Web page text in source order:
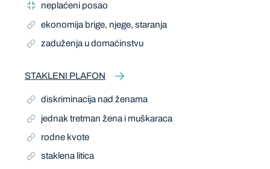
neplaćeni posao
ekonomija brige, njege, staranja
zaduženja u domaćinstvu
STAKLENI PLAFON
diskriminacija nad ženama
jednak tretman žena i muškaraca
rodne kvote
staklena litica